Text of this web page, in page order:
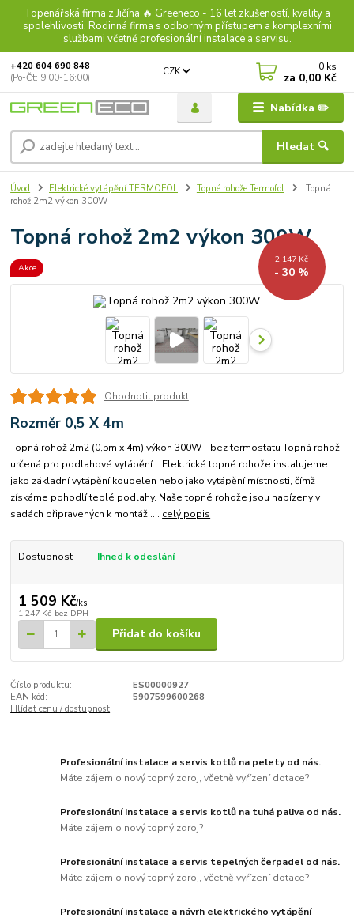
Topenářská firma z Jičína 🔥 Greeneco - 16 let zkušeností, kvality a
spolehlivosti. Rodinná firma s odborným přístupem a komplexními
službami včetně profesionální instalace a servisu.
Nabídka ✏️
CZK
Hledat 🔍
+420 604 690 848
(Po-Čt: 9:00-16:00)
0 ks
za 0,00 Kč
Úvod Elektrické vytápění TERMOFOL Topné rohože Termofol
Topná
rohož 2m2 výkon 300W
Topná rohož 2m2 výkon 300W
Akce
2 147 Kč
- 30 %
Ohodnotit produkt
Rozměr 0,5 X 4m
Topná rohož 2m2 (0,5m x 4m) výkon 300W - bez termostatu Topná rohož
určená pro podlahové vytápění. Elektrické topné rohože instalujeme
jako základní vytápění koupelen nebo jako vytápění místnosti, čímž
získáme pohodlí teplé podlahy. Naše topné rohože jsou nabízeny v
sadách připravených k montáži.... celý popis
Dostupnost Ihned k odeslání
1 509 Kč/ks
1 247 Kč bez DPH
Přidat do košíku
Číslo produktu:
ES00000927
EAN kód:
5907599600268
Hlídat cenu / dostupnost
Profesionální instalace a servis kotlů na pelety od nás.
Máte zájem o nový topný zdroj, včetně vyřízení dotace?
Profesionální instalace a servis kotlů na tuhá paliva od nás.
Máte zájem o nový topný zdroj?
Profesionální instalace a servis tepelných čerpadel od nás.
Máte zájem o nový topný zdroj, včetně vyřízení dotace?
Profesionální instalace a návrh elektrického vytápění